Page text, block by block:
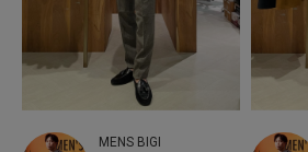
MENS BIGI